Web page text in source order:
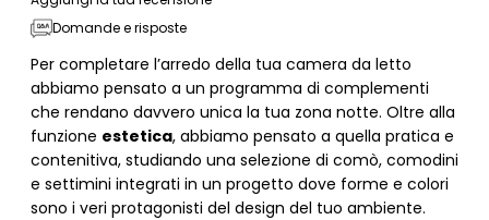
Domande e risposte
Per completare l’arredo della tua camera da letto
abbiamo pensato a un programma di complementi
che rendano davvero unica la tua zona notte. Oltre alla
funzione estetica, abbiamo pensato a quella pratica e
contenitiva, studiando una selezione di comò, comodini
e settimini integrati in un progetto dove forme e colori
sono i veri protagonisti del design del tuo ambiente.